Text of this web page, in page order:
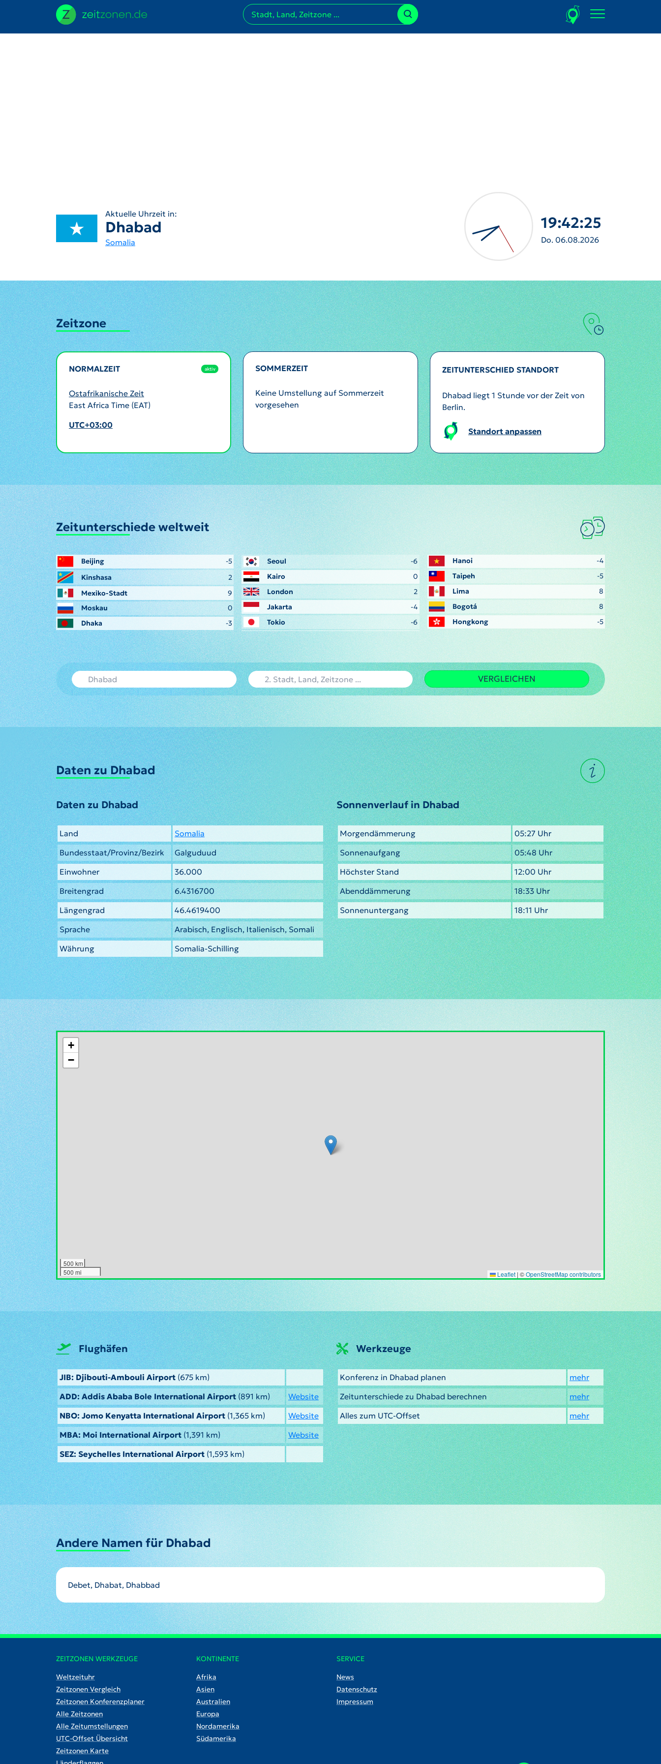
Aktuelle Uhrzeit in:
Dhabad
Somalia
19:42:27
Do. 06.08.2026
Zeitzone
NORMALZEIT aktiv
Ostafrikanische Zeit
East Africa Time (EAT)
UTC+03:00
SOMMERZEIT
Keine Umstellung auf Sommerzeit
vorgesehen
ZEITUNTERSCHIED STANDORT
Dhabad liegt 1 Stunde vor der Zeit von
Berlin.
Standort anpassen
Zeitunterschiede weltweit
Beijing
-5
Kinshasa
2
Mexiko-Stadt
9
Moskau
0
Dhaka
-3
Seoul
-6
Kairo
0
London
2
Jakarta
-4
Tokio
-6
Hanoi
-4
Taipeh
-5
Lima
8
Bogotá
8
Hongkong
-5
VERGLEICHEN
Daten zu Dhabad
Daten zu Dhabad
Land
Somalia
Bundesstaat/Provinz/Bezirk
Galguduud
Einwohner
36.000
Breitengrad
6.4316700
Längengrad
46.4619400
Sprache
Arabisch, Englisch, Italienisch, Somali
Währung
Somalia-Schilling
Sonnenverlauf in Dhabad
Morgendämmerung
05:27 Uhr
Sonnenaufgang
05:48 Uhr
Höchster Stand
12:00 Uhr
Abenddämmerung
18:33 Uhr
Sonnenuntergang
18:11 Uhr
+
−
500 km
500 mi
Leaflet | ©OpenStreetMap contributors
Flughäfen
JIB: Djibouti-Ambouli Airport (675 km)
ADD: Addis Ababa Bole International Airport(891 km)
Website
NBO: Jomo Kenyatta International Airport (1,365 km)
Website
MBA: Moi International Airport(1,391 km)
Website
SEZ: Seychelles International Airport (1,593 km)
Werkzeuge
Konferenz in Dhabad planen
mehr
Zeitunterschiede zu Dhabad berechnen
mehr
Alles zum UTC-Offset
mehr
Andere Namen für Dhabad
Debet, Dhabat, Dhabbad
ZEITZONEN WERKZEUGE
Weltzeituhr
Zeitzonen Vergleich
Zeitzonen Konferenzplaner
Alle Zeitzonen
Alle Zeitumstellungen
UTC-Offset Übersicht
Zeitzonen Karte
KONTINENTE
Afrika
Asien
Australien
Europa
Nordamerika
Südamerika
SERVICE
News
Datenschutz
Impressum